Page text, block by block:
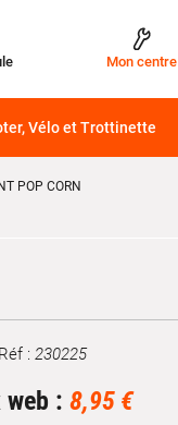
Mon centre
Vélo et Trottinette
POP CORN
Réf : 230225
web : 8,95 €